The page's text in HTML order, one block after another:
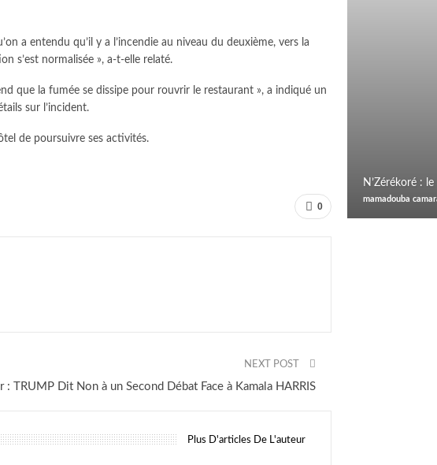
a entendu qu’il y a l’incendie au niveau du deuxième, vers la
s’est normalisée », a-t-elle relaté.
que la fumée se dissipe pour rouvrir le restaurant », a indiqué un
sur l’incident.
de poursuivre ses activités.
0
NEXT POST
: TRUMP Dit Non à un Second Débat Face à Kamala HARRIS
Plus D'articles De L'auteur
N’Zérékoré :